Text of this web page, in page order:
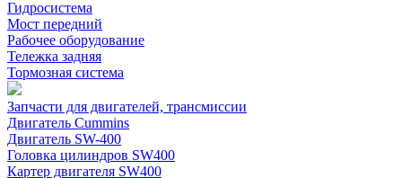
Гидросистема
Мост передний
Рабочее оборудование
Тележка задняя
Тормозная система
Запчасти для двигателей, трансмиссии
Двигатель Cummins
Двигатель SW-400
Головка цилиндров SW400
Картер двигателя SW400